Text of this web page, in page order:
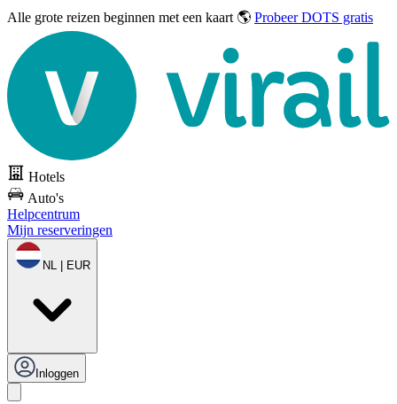
Alle grote reizen beginnen met een kaart 🌎 Probeer DOTS gratis
Hotels
Auto's
Helpcentrum
Mijn reserveringen
NL | EUR
Inloggen